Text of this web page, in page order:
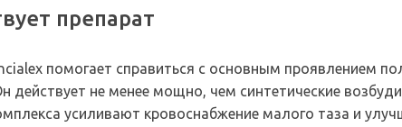
препарат
помогает справиться с основным проявлением
действует не менее мощно, чем синтетические
усиливают кровоснабжение малого таза и